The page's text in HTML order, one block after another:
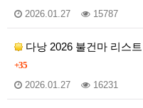
2026.01.27 15787
다낭 2026 불건마 리스
+35
2026.01.27 16231